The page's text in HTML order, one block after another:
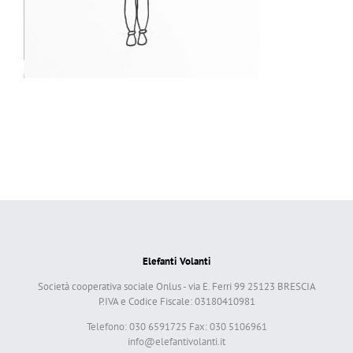
Elefanti Volanti
Società cooperativa sociale Onlus - via E. Ferri 99 25123 BRESCIA
P.IVA e Codice Fiscale: 03180410981
Telefono: 030 6591725 Fax: 030 5106961
info@elefantivolanti.it